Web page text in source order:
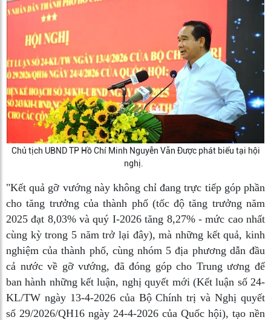
Chủ tịch UBND TP Hồ Chí Minh Nguyễn Văn Được phát biểu tại hội
nghị.
"Kết quả gỡ vướng này không chỉ đang trực tiếp góp phần
cho tăng trưởng của thành phố (tốc độ tăng trưởng năm
2025 đạt 8,03% và quý I-2026 tăng 8,27% - mức cao nhất
cùng kỳ trong 5 năm trở lại đây), mà những kết quả, kinh
nghiệm của thành phố, cùng nhóm 5 địa phương dẫn đầu
cả nước về gỡ vướng, đã đóng góp cho Trung ương để
ban hành những kết luận, nghị quyết mới (Kết luận số 24-
KL/TW ngày 13-4-2026 của Bộ Chính trị và Nghị quyết
số 29/2026/QH16 ngày 24-4-2026 của Quốc hội), tạo nền